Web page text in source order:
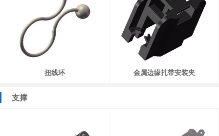
扭线环 金属边缘扎带安装夹
支撑